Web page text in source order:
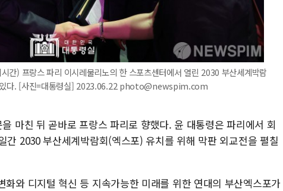
간) 프랑스 파리 이시레물리노의 한 스포츠센터에서 열린 2030 부산세계박람
있다. [사진=대통령실] 2023.06.22 photo@newspim.com
마친 뒤 곧바로 프랑스 파리로 향했다. 윤 대통령은 파리에서 회
간 2030 부산세계박람회(엑스포) 유치를 위해 막판 외교전을 펼칠
와 디지털 혁신 등 지속가능한 미래를 위한 연대의 부산엑스포가